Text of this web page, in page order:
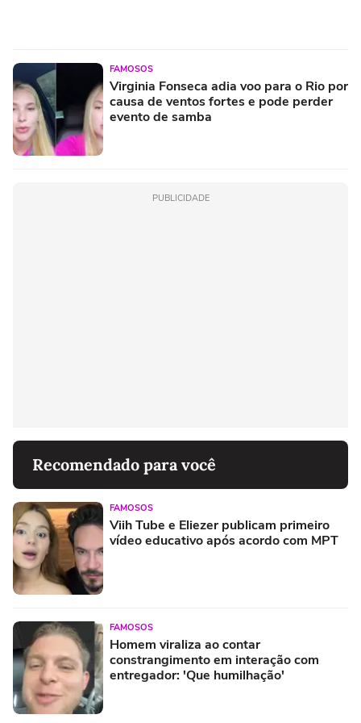
FAMOSOS
Virginia Fonseca adia voo para o Rio por
causa de ventos fortes e pode perder
evento de samba
PUBLICIDADE
Recomendado para você
FAMOSOS
Viih Tube e Eliezer publicam primeiro
vídeo educativo após acordo com MPT
FAMOSOS
Homem viraliza ao contar
constrangimento em interação com
entregador: 'Que humilhação'